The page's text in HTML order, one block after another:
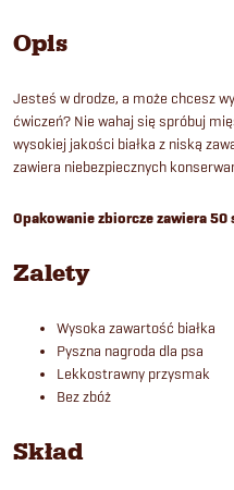
Opis
Jesteś w drodze, a może chcesz
ćwiczeń? Nie wahaj się spróbuj
wysokiej jakości białka z niską
zawiera niebezpiecznych
Opakowanie zbiorcze zawiera 50
Zalety
Wysoka zawartość białka
Pyszna nagroda dla psa
Lekkostrawny przysmak
Bez zbóż
Skład